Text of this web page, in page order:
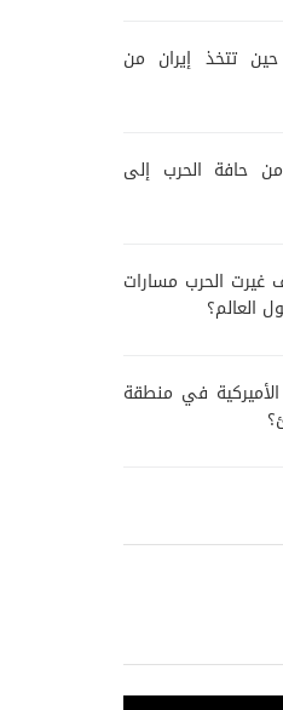
تتخذ إيران من
حافة الحرب إلى
غيرت الحرب مسارات
العالم؟
في منطقة